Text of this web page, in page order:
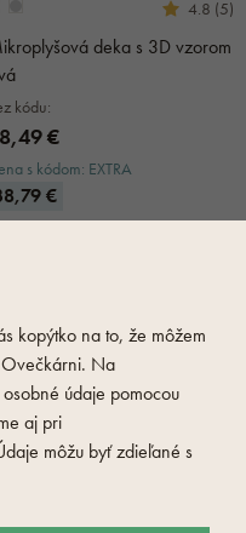
4.8 (5)
deka s 3D vzorom
kódu:
€
s kódom: EXTRA
€
kopýtko na to, že môžem
Na
údaje pomocou
aj pri
môžu byť zdieľané s